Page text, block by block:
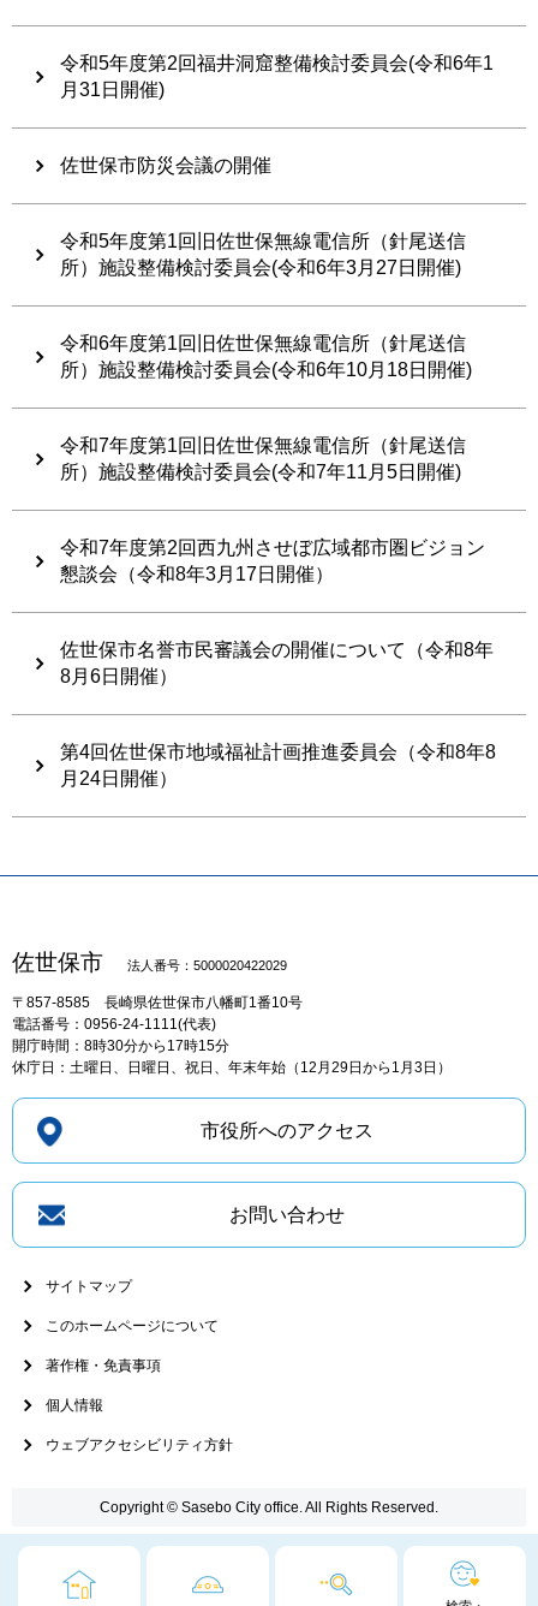
令和5年度第2回福井洞窟整備検討委員会(令和6年1
月31日開催)
佐世保市防災会議の開催
令和5年度第1回旧佐世保無線電信所（針尾送信
所）施設整備検討委員会(令和6年3月27日開催)
令和6年度第1回旧佐世保無線電信所（針尾送信
所）施設整備検討委員会(令和6年10月18日開催)
令和7年度第1回旧佐世保無線電信所（針尾送信
所）施設整備検討委員会(令和7年11月5日開催)
令和7年度第2回西九州させぼ広域都市圏ビジョン
懇談会（令和8年3月17日開催）
佐世保市名誉市民審議会の開催について（令和8年
8月6日開催）
第4回佐世保市地域福祉計画推進委員会（令和8年8
月24日開催）
佐世保市 法人番号：5000020422029
〒857-8585 長崎県佐世保市八幡町1番10号
電話番号：0956-24-1111(代表)
開庁時間：8時30分から17時15分
休庁日：土曜日、日曜日、祝日、年末年始（12月29日から1月3日）
市役所へのアクセス
お問い合わせ
サイトマップ
このホームページについて
著作権・免責事項
個人情報
ウェブアクセシビリティ方針
Copyright © Sasebo City office. All Rights Reserved.